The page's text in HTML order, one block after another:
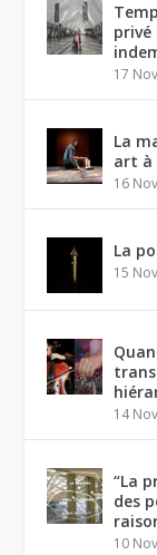
privé
17
La
art à
16
La
15
14
“La
des
10